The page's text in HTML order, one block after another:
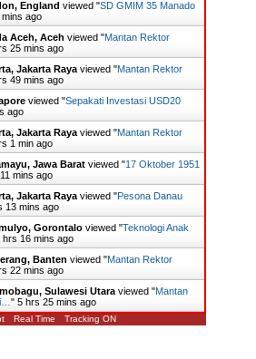
England viewed "SD GMIM 35 Manado
ago
Aceh, Aceh viewed "Mantan Rektor
25 mins ago
Jakarta Rayaviewed "Mantan Rektor
49 mins ago
viewed "Sepakati Investasi USD20
ago
Jakarta Rayaviewed "Mantan Rektor
1 min ago
Jawa Barat viewed "17 Oktober 1951
mins ago
Jakarta Rayaviewed "Pesona Danau
13 mins ago
Gorontalo viewed "Teknologi Anak
hrs 16 mins ago
Banten viewed "Mantan Rektor
22 mins ago
Sulawesi Utaraviewed "Mantan
" 5 hrs 25 mins ago
Real Time Tracking ON